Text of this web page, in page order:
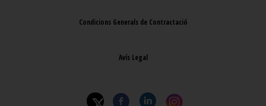
Condicions Generals de Contractació
Avís Legal